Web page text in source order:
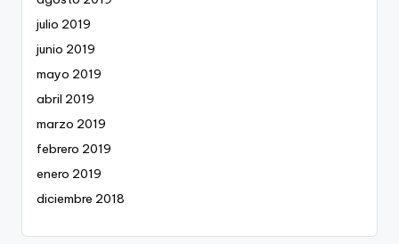
julio 2019
junio 2019
mayo 2019
abril 2019
marzo 2019
febrero 2019
enero 2019
diciembre 2018